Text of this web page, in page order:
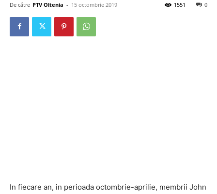
De către PTV Oltenia - 15 octombrie 2019 0
1551
In fiecare an, in perioada octombrie-aprilie, membrii John